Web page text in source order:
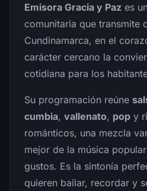
Emisora Gracia y Paz es
comunitaria que transmite
Cundinamarca, en el
carácter cercano la
cotidiana para los
Su programación reúne
cumbia, vallenato, pop y
románticos, una mezcla
mejor de la música
gustos. Es la sintonía
quieren bailar, recordar y